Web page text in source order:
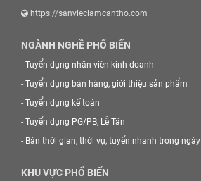
https://sanvieclamcantho.com
NGÀNH NGHỀ PHỔ BIẾN
- Tuyển dụng nhân viên kinh doanh
- Tuyển dụng bán hàng, giới thiệu sản phẩm
- Tuyển dụng kế toán
- Tuyển dụng PG/PB, Lễ Tân
- Bán thời gian, thời vụ, tuyển nhanh trong ngày
KHU VỰC PHỔ BIẾN